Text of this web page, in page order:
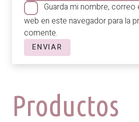
Guarda mi nombre,
web en este navegador para la
comente.
Productos